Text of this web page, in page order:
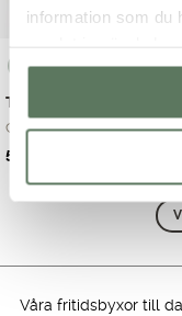
information som du
Tights med förstärkning
Cruz Tights - bekv...
Det
priset
599.00
Det
priset
Våra fritidsbyxor till